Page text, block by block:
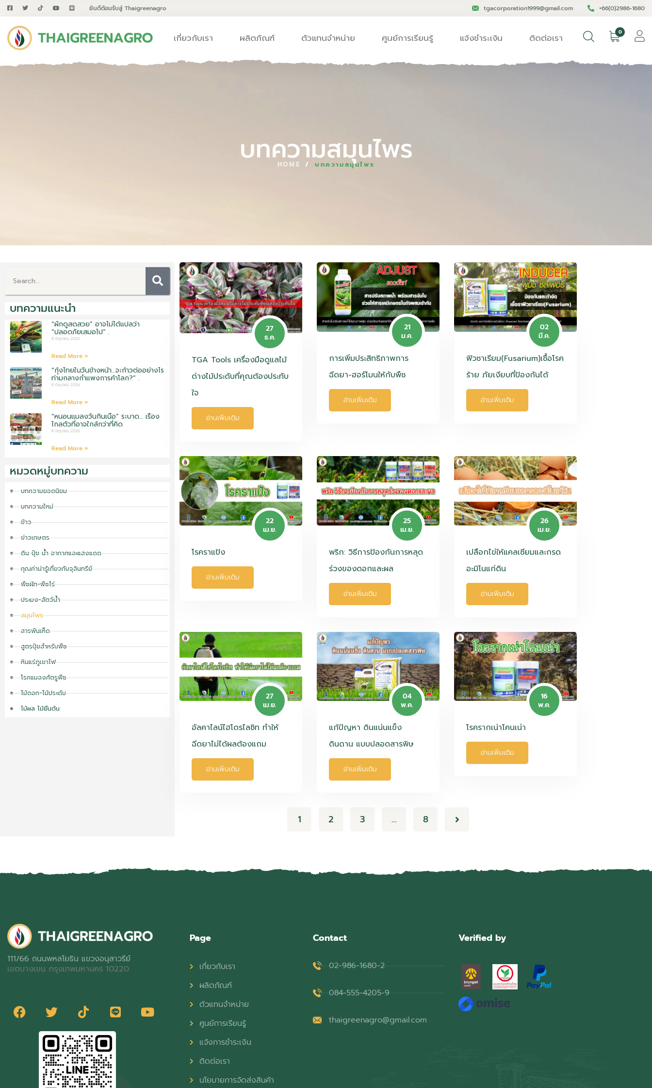
ยินดีต้อนรับสู่ Thaigreenagro tgacorporation1999@gmail.com +66(0)2986-1680
เกี่ยวกับเรา ผลิตภัณฑ์ ตัวแทนจำหน่าย ศูนย์การเรียนรู้ แจ้งชำระเงิน ติดต่อเรา 0
บทความสมุนไพร
HOME / บทความสมุนไพร
บทความแนะนำ
“ผักดูสดสวย” อาจไม่ได้แปลว่า
“ปลอดภัยเสมอไป” .
8 มิถุนายน 2026
Read More »
“กุ้งไทยในวันข้างหน้า…จะก้าวต่ออย่างไร
ท่ามกลางกำแพงการค้าโลก?” .
8 มิถุนายน 2026
Read More »
“หนอนแมลงวันกินเนื้อ” ระบาด… เรื่อง
ไกลตัวที่อาจใกล้กว่าที่คิด
8 มิถุนายน 2026
Read More »
หมวดหมู่บทความ
บทความยอดนิยม
บทความใหม่
ข้าว
ข่าวเกษตร
ดิน ปุ๋ย น้ำ อากาศและแสงแดด
คุณค่าน่ารู้เกี่ยวกับจุลินทรีย์
พืชผัก-พืชไร่
ประมง-สัตว์น้ำ
สมุนไพร
สารพันเห็ด
สูตรปุ๋ยสำหรับพืช
หินแร่ภูเขาไฟ
โรคแมลงศัตรูพืช
ไม้ดอก-ไม้ประดับ
ไม้ผล ไม้ยืนต้น
27
ธ.ค.
TGA Tools เครื่องมือดูแลไม้
ด่างไม้ประดับที่คุณต้องประทับ
ใจ
อ่านเพิ่มเติม
21
ม.ค.
การเพิ่มประสิทธิภาพการ
ฉีดยา-ฮอร์โมนให้กับพืช
อ่านเพิ่มเติม
02
มี.ค.
ฟิวซาเรียม(Fusarium)เชื้อโรค
ร้าย ภัยเงียบที่ป้องกันได้
อ่านเพิ่มเติม
22
เม.ย.
โรคราแป้ง
อ่านเพิ่มเติม
25
เม.ย.
พริก: วิธีการป้องกันการหลุด
ร่วงของดอกและผล
อ่านเพิ่มเติม
26
เม.ย.
เปลือกไข่ให้แคลเซียมและกรด
อะมิโนแก่ดิน
อ่านเพิ่มเติม
27
เม.ย.
อัลคาไลน์ไฮโดรไลซิท ทำให้
ฉีดยาไม่ได้ผลต้องแถม
อ่านเพิ่มเติม
04
พ.ค.
แก้ปัญหา ดินแน่นแข็ง
ดินดาน แบบปลอดสารพิษ
อ่านเพิ่มเติม
16
พ.ค.
โรครากเน่าโคนเน่า
อ่านเพิ่มเติม
1 2 3 … 8
111/66 ถนนพหลโยธิน แขวงอนุสาวรีย์
เขตบางเขน กรุงเทพมหานคร 10220
Page
เกี่ยวกับเรา
ผลิตภัณฑ์
ตัวแทนจำหน่าย
ศูนย์การเรียนรู้
แจ้งการชำระเงิน
ติดต่อเรา
นโยบายการจัดส่งสินค้า
Contact
02-986-1680-2
084-555-4205-9
thaigreenagro@gmail.com
Verified by